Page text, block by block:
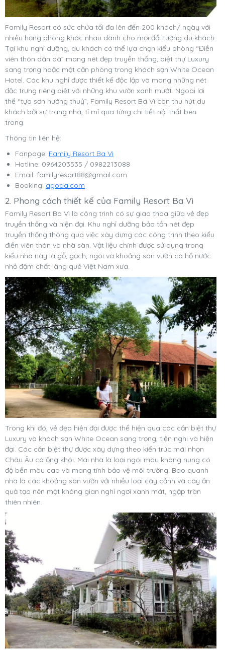
Family Resort có sức chứa tối đa lên đến 200 khách/ ngày với
nhiều hạng phòng khác nhau dành cho mọi đối tượng du khách.
Tại khu nghỉ dưỡng, du khách có thể lựa chọn kiểu phòng “Điền
viên thôn dân dã” mang nét đẹp truyền thống, biệt thự Luxury
sang trọng hoặc một căn phòng trong khách sạn White Ocean
Hotel. Các khu nghỉ được thiết kế độc lập và mang những nét
đặc trưng riêng biệt với những khu vườn xanh mướt. Ngoài lợi
thế “tựa sơn hướng thuỷ”, Family Resort Ba Vì còn thu hút du
khách bởi sự trang nhã, tỉ mỉ qua từng chi tiết nội thất bên
trong.
Thông tin liên hệ:
Fanpage: Family Resort Ba Vì
Hotline: 0964203535 / 0982213088
Email: familyresort88@gmail.com
Booking: agoda.com
2. Phong cách thiết kế của Family Resort Ba Vì
Family Resort Ba Vì là công trình có sự giao thoa giữa vẻ đẹp
truyền thống và hiện đại. Khu nghỉ dưỡng bảo tồn nét đẹp
truyền thống thông qua việc xây dựng các công trình theo kiểu
điền viên thôn và nhà sàn. Vật liệu chính được sử dụng trong
kiểu nhà này là gỗ, gạch, ngói và khoảng sân vườn có hồ nước
nhỏ đậm chất làng quê Việt Nam xưa.
Trong khi đó, vẻ đẹp hiện đại được thể hiện qua các căn biệt thự
Luxury và khách sạn White Ocean sang trọng, tiện nghi và hiện
đại. Các căn biệt thự được xây dựng theo kiến trúc mái nhọn
Châu Âu có ống khói. Mái nhà là loại ngói màu không nung có
độ bền màu cao và mang tính bảo vệ môi trường. Bao quanh
nhà là các khoảng sân vườn với nhiều loại cây cảnh và cây ăn
quả tạo nên một không gian nghỉ ngơi xanh mát, ngập tràn
thiên nhiên.